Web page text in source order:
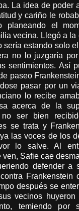
La idea de poder
y cariño le
planeando el
vecina. Llegó a
sería estando solo
no lo juzgaría
sentimientos. Así
paseo
pasar por un
lo recibe
acerca de la
ser bien
se trata y
las voces de los
lo salve. Al
ven, Safie cae
defender a
Frankenstein
después se
vecinos
temiendo por